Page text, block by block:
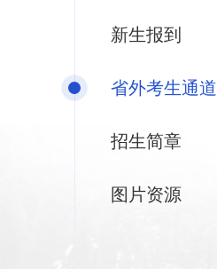
新生报到
省外考生通道
招生简章
图片资源